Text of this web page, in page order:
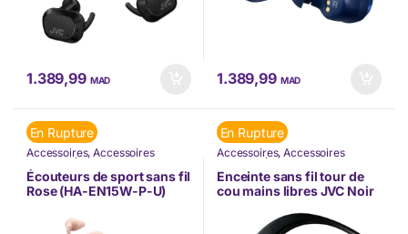
1.389,99 MAD 1.389,99 MAD
En Rupture
Accessoires,Accessoires
Écouteurs
Marques,TÉLÉPHONIE,
Téléphonie & Tablette
Écouteurs de sport sans fil
Rose (HA-EN15W-P-U)
En Rupture
Accessoires,Accessoires
Écouteurs
Marques,TÉLÉPHONIE,
Téléphonie & Tablette
Enceinte sans fil tour de
cou mains libres JVC Noir